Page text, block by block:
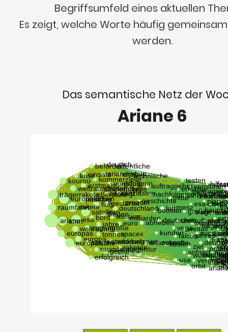
Begriffsumfeld eines aktuellen
Es zeigt, welche Worte häufig
werden.
Das semantische Netz der
Ariane 6